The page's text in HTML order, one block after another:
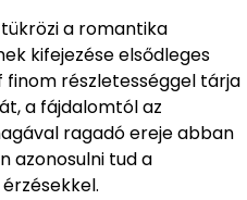
a romantika
kifejezése elsődleges
finom részletességgel tárja
a fájdalomtól az
ragadó ereje abban
azonosulni tud a